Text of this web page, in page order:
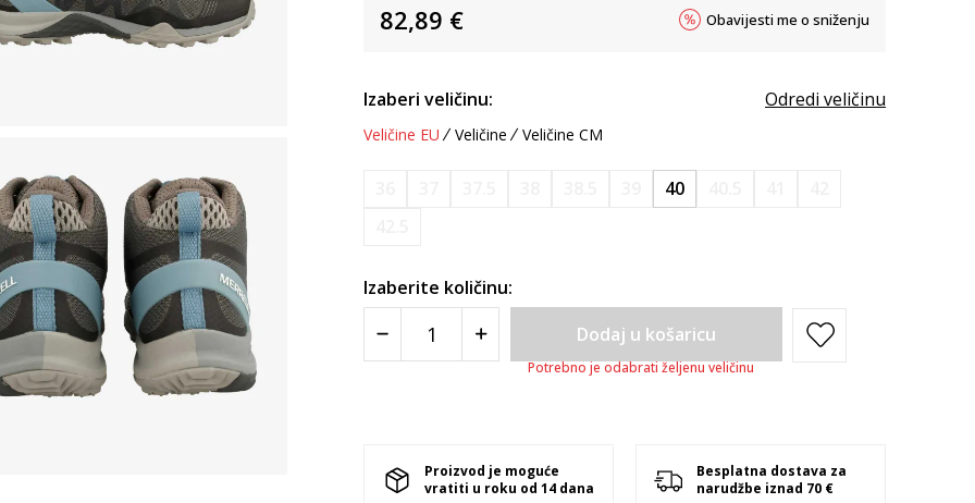
82,89 € Obavijesti me o sniženju
Izaberi veličinu: Odredi veličinu
Veličine EU Veličine Veličine CM
40
Izaberite količinu:
Dodaj u košaricu
Potrebno je odabrati željenu veličinu
Proizvod je moguće
vratiti u roku od 14 dana
Besplatna dostava za
narudžbe iznad 70 €